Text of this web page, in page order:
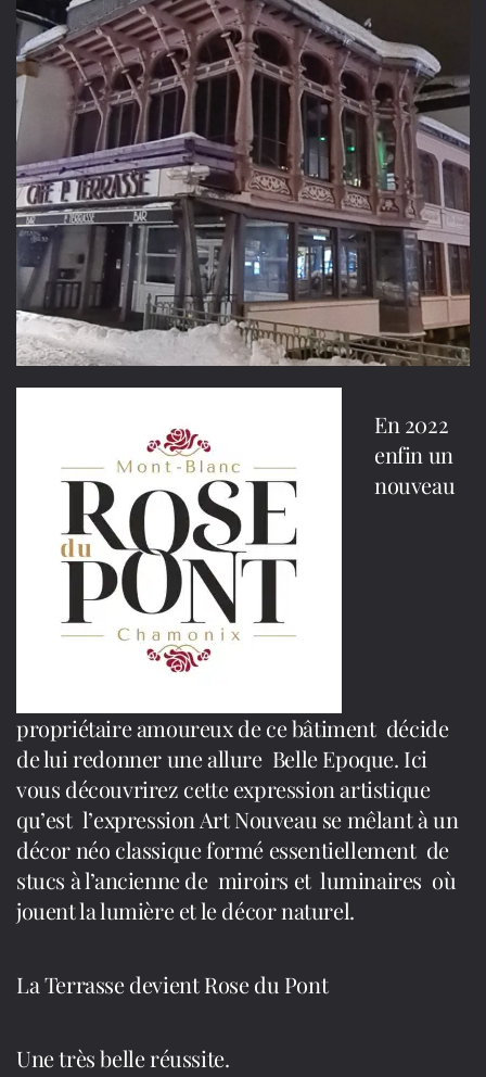
En 2022
enfin un
nouveau
propriétaire amoureux de ce bâtiment décide
de lui redonner une allure Belle Epoque. Ici
vous découvrirez cette expression artistique
qu’est l’expression Art Nouveau se mêlant à un
décor néo classique formé essentiellement de
stucs à l’ancienne de miroirs et luminaires où
jouent la lumière et le décor naturel.
La Terrasse devient Rose du Pont
Une très belle réussite.